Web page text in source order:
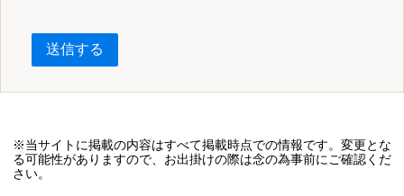
送信する
※当サイトに掲載の内容はすべて掲載時点での情報です。変更とな
る可能性がありますので、お出掛けの際は念の為事前にご確認くだ
さい。